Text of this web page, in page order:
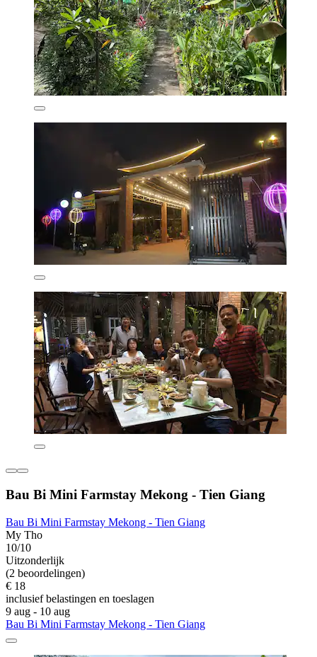
Bau Bi Mini Farmstay Mekong - Tien Giang
Bau Bi Mini Farmstay Mekong - Tien Giang
My Tho
10/10
Uitzonderlijk
(2 beoordelingen)
€ 18
inclusief belastingen en toeslagen
9 aug - 10 aug
Bau Bi Mini Farmstay Mekong - Tien Giang